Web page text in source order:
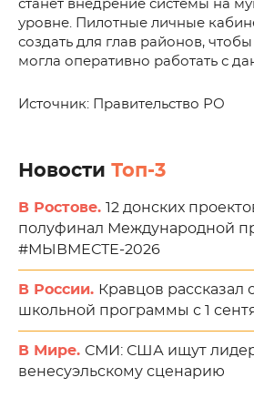
станет внедрение системы на
уровне. Пилотные личные
создать для глав районов,
могла оперативно работать с
Источник: Правительство РО
Новости Топ-3
В Ростове. 12 донских
полуфинал Международной
#МЫВМЕСТЕ-2026
В России. Кравцов рассказал
школьной программы с 1
В Мире. СМИ: США ищут
венесуэльскому сценарию